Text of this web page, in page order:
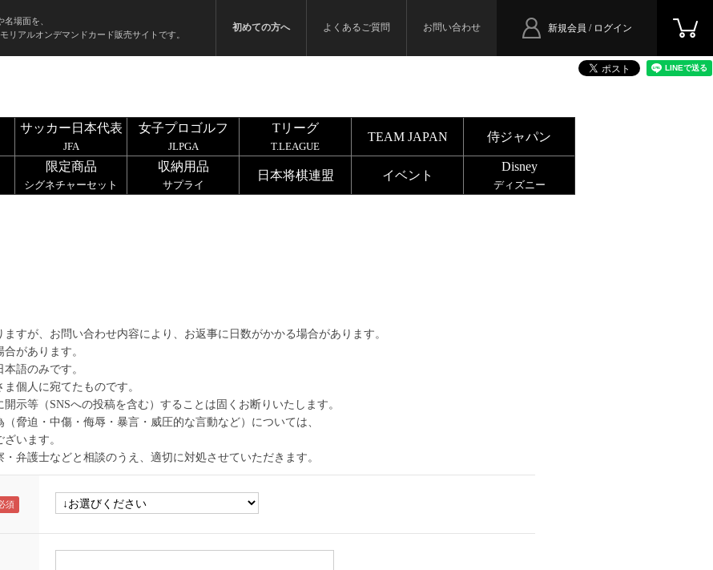
場面を、
リアルオンデマンドカード販売サイトです。
新規会員 / ログイン
初めての方へ よくあるご質問 お問い合わせ
サッカー日本代表
JFA
女子プロゴルフ
JLPGA
Tリーグ
T.LEAGUE
TEAM JAPAN 侍ジャパン
限定商品
シグネチャーセット
収納用品
サプライ
日本将棋連盟 イベント
Disney
ディズニー
すが、お問い合わせ内容により、お返事に日数がかかる場合があります。
があります。
語のみです。
個人に宛てたものです。
示等（SNSへの投稿を含む）することは固くお断りいたします。
脅迫・中傷・侮辱・暴言・威圧的な言動など）については、
います。
弁護士などと相談のうえ、適切に対処させていただきます。